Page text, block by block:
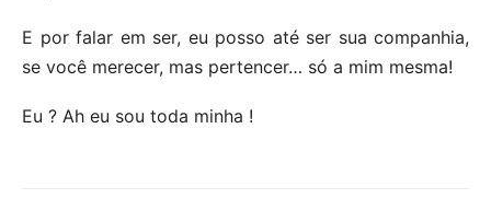
E por falar em ser, eu posso até ser sua companhia,
se você merecer, mas pertencer… só a mim mesma!
Eu ? Ah eu sou toda minha !